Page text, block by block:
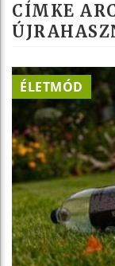
CÍMKE
ÉLETMÓD